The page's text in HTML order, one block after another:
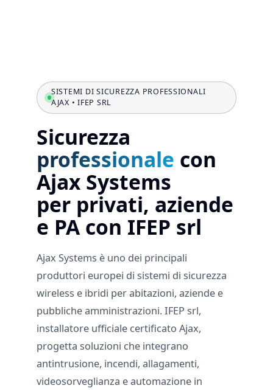
SISTEMI DI SICUREZZA PROFESSIONALI
AJAX • IFEP SRL
Sicurezza
professionale con
Ajax Systems
per privati, aziende
e PA con IFEP srl
Ajax Systems è uno dei principali
produttori europei di sistemi di sicurezza
wireless e ibridi per abitazioni, aziende e
pubbliche amministrazioni. IFEP srl,
installatore ufficiale certificato Ajax,
progetta soluzioni che integrano
antintrusione, incendi, allagamenti,
videosorveglianza e automazione in